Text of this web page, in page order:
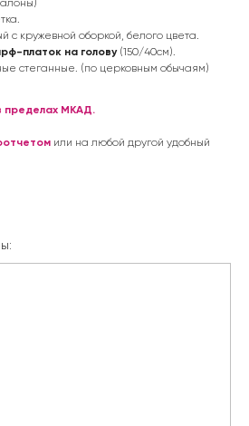
с кружевной оборкой, белого цвета.
платок на голову (150/40см).
стеганные. (по церковным обычаям)
пределах МКАД.
или на любой другой удобный